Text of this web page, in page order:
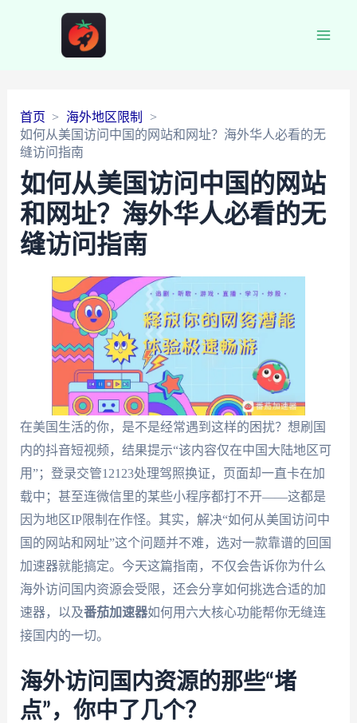
首页
海外地区限制
如何从美国访问中国的网站和网址？海外华人必看的无
缝访问指南
如何从美国访问中国的网站
和网址？海外华人必看的无
缝访问指南
在美国生活的你，是不是经常遇到这样的困扰？想刷国
内的抖音短视频，结果提示“该内容仅在中国大陆地区可
用”；登录交管12123处理驾照换证，页面却一直卡在加
载中；甚至连微信里的某些小程序都打不开——这都是
因为地区IP限制在作怪。其实，解决“如何从美国访问中
国的网站和网址”这个问题并不难，选对一款靠谱的回国
加速器就能搞定。今天这篇指南，不仅会告诉你为什么
海外访问国内资源会受限，还会分享如何挑选合适的加
速器，以及番茄加速器如何用六大核心功能帮你无缝连
接国内的一切。
海外访问国内资源的那些“堵
点”，你中了几个？